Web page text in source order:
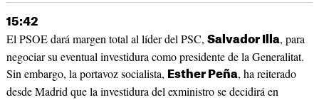
15:42
El PSOE dará margen total al líder del PSC, Salvador Illa, para
negociar su eventual investidura como presidente de la Generalitat.
Sin embargo, la portavoz socialista, Esther Peña, ha reiterado
desde Madrid que la investidura del exministro se decidirá en